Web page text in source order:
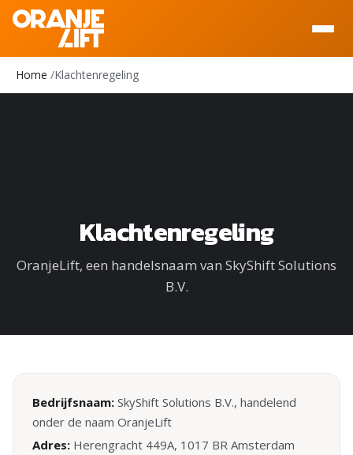
Home Klachtenregeling
Klachtenregeling
OranjeLift, een handelsnaam van SkyShift Solutions
B.V.
Bedrijfsnaam: SkyShift Solutions B.V., handelend
onder de naam OranjeLift
Adres: Herengracht 449A, 1017 BR Amsterdam